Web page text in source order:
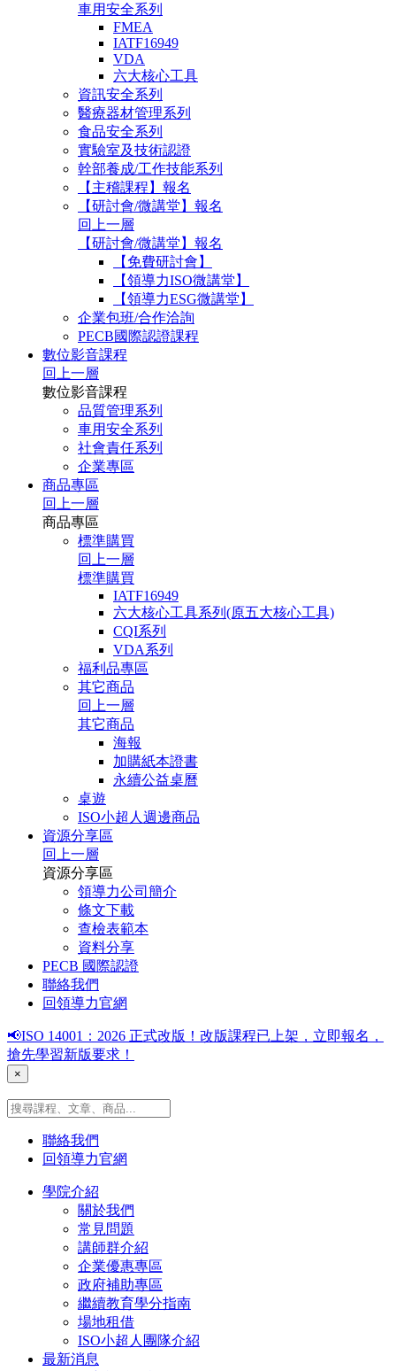
車用安全系列
FMEA
IATF16949
VDA
六大核心工具
資訊安全系列
醫療器材管理系列
食品安全系列
實驗室及技術認證
幹部養成/工作技能系列
【主稽課程】報名
【研討會/微講堂】報名
回上一層
【研討會/微講堂】報名
【免費研討會】
【領導力ISO微講堂】
【領導力ESG微講堂】
企業包班/合作洽詢
PECB國際認證課程
數位影音課程
回上一層
數位影音課程
品質管理系列
車用安全系列
社會責任系列
企業專區
商品專區
回上一層
商品專區
標準購買
回上一層
標準購買
IATF16949
六大核心工具系列(原五大核心工具)
CQI系列
VDA系列
福利品專區
其它商品
回上一層
其它商品
海報
加購紙本證書
永續公益桌曆
桌遊
ISO小超人週邊商品
資源分享區
回上一層
資源分享區
領導力公司簡介
條文下載
查檢表範本
資料分享
PECB 國際認證
聯絡我們
回領導力官網
📢ISO 14001：2026 正式改版！改版課程已上架，立即報名，
搶先學習新版要求！
×
聯絡我們
回領導力官網
學院介紹
關於我們
常見問題
講師群介紹
企業優惠專區
政府補助專區
繼續教育學分指南
場地租借
ISO小超人團隊介紹
最新消息